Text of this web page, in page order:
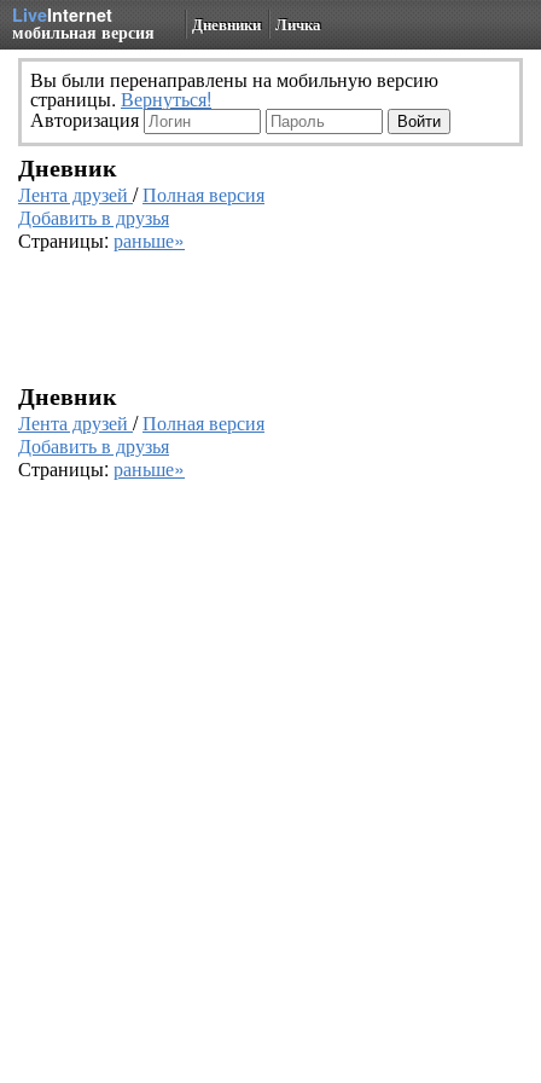
LiveInternet
мобильная версия Дневники Личка
Вы были перенаправлены на мобильную версию
страницы. Вернуться!
Авторизация
Дневник
Лента друзей /Полная версия
Добавить в друзья
Страницы: раньше»
Дневник
Лента друзей /Полная версия
Добавить в друзья
Страницы: раньше»